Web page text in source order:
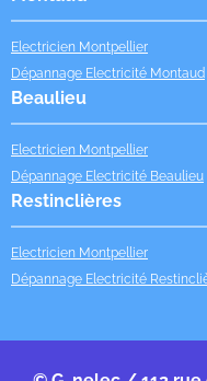
Electricien Montpellier
Dépannage Electricité Montaud
Beaulieu
Electricien Montpellier
Dépannage Electricité Beaulieu
Restinclières
Electricien Montpellier
Dépannage Electricité